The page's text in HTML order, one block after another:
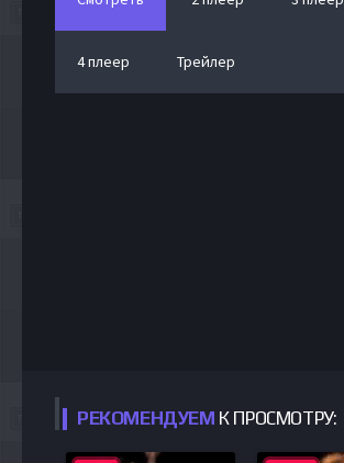
4 плеер Трейлер
РЕКОМЕНДУЕМ К ПРОСМОТРУ: